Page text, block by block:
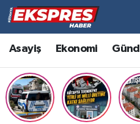
Asayiş Ekonomi
Altıntaş
Asayiş
Aslanapa
Hava Durumu
Trafik Durumu
Süper Lig Puan